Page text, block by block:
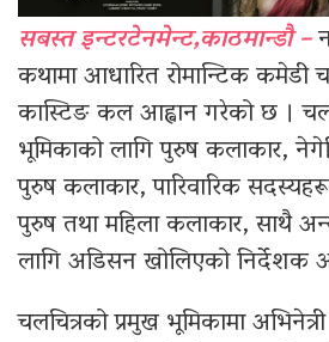
सबस्त इन्टरटेनमेन्ट,काठमान्डौ –
कथामा आधारित रोमान्टिक कमेडी
कास्टिङ कल आह्वान गरेको छ ।
भूमिकाको लागि पुरुष कलाकार,
पुरुष कलाकार, पारिवारिक
पुरुष तथा महिला कलाकार, साथै
लागि अडिसन खोलिएको निर्देशक
चलचित्रको प्रमुख भूमिकामा